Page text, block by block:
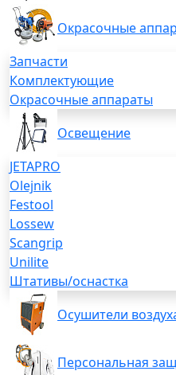
Окрасочные
Запчасти
Комплектующие
Окрасочные аппараты
Освещение
JETAPRO
Olejnik
Festool
Lossew
Scangrip
Unilite
Штативы/оснастка
Осушители
Персональная